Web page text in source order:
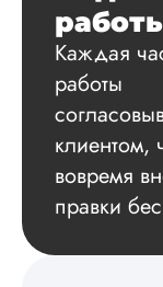
Каждая
работы
клиентом,
вовремя
правки